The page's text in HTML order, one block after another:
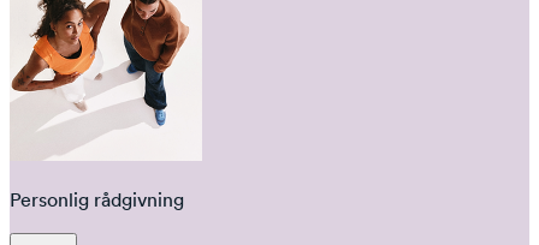
Personlig rådgivning